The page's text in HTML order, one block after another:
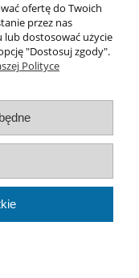
793 Warszawa |
NIP: 7542757743 |
ofertę do Twoich
przez nas
lub dostosować użycie
"Dostosuj zgody".
Polityce